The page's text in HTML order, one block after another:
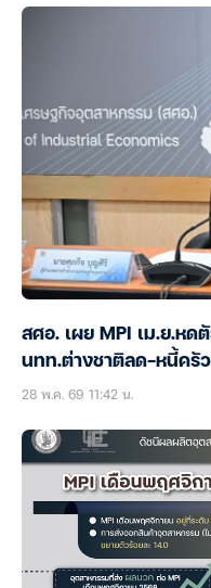
สศอ. เผย MPI เม.ย.ห
นทท.ต่างชาติลด-หนี้ครัว
28 พ.ค. 69 11:42 น.